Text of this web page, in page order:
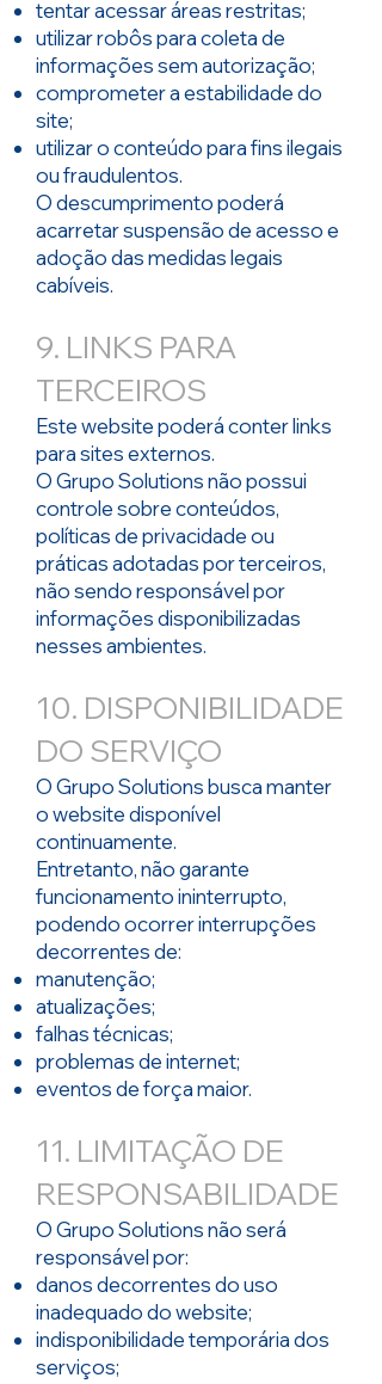
tentar acessar áreas restritas;
utilizar robôs para coleta de
informações sem autorização;
comprometer a estabilidade do
site;
utilizar o conteúdo para fins ilegais
ou fraudulentos.
O descumprimento poderá
acarretar suspensão de acesso e
adoção das medidas legais
cabíveis.
9. LINKS PARA
TERCEIROS
Este website poderá conter links
para sites externos.
O Grupo Solutions não possui
controle sobre conteúdos,
políticas de privacidade ou
práticas adotadas por terceiros,
não sendo responsável por
informações disponibilizadas
nesses ambientes.
10. DISPONIBILIDADE
DO SERVIÇO
O Grupo Solutions busca manter
o website disponível
continuamente.
Entretanto, não garante
funcionamento ininterrupto,
podendo ocorrer interrupções
decorrentes de:
manutenção;
atualizações;
falhas técnicas;
problemas de internet;
eventos de força maior.
11. LIMITAÇÃO DE
RESPONSABILIDADE
O Grupo Solutions não será
responsável por:
danos decorrentes do uso
inadequado do website;
indisponibilidade temporária dos
serviços;